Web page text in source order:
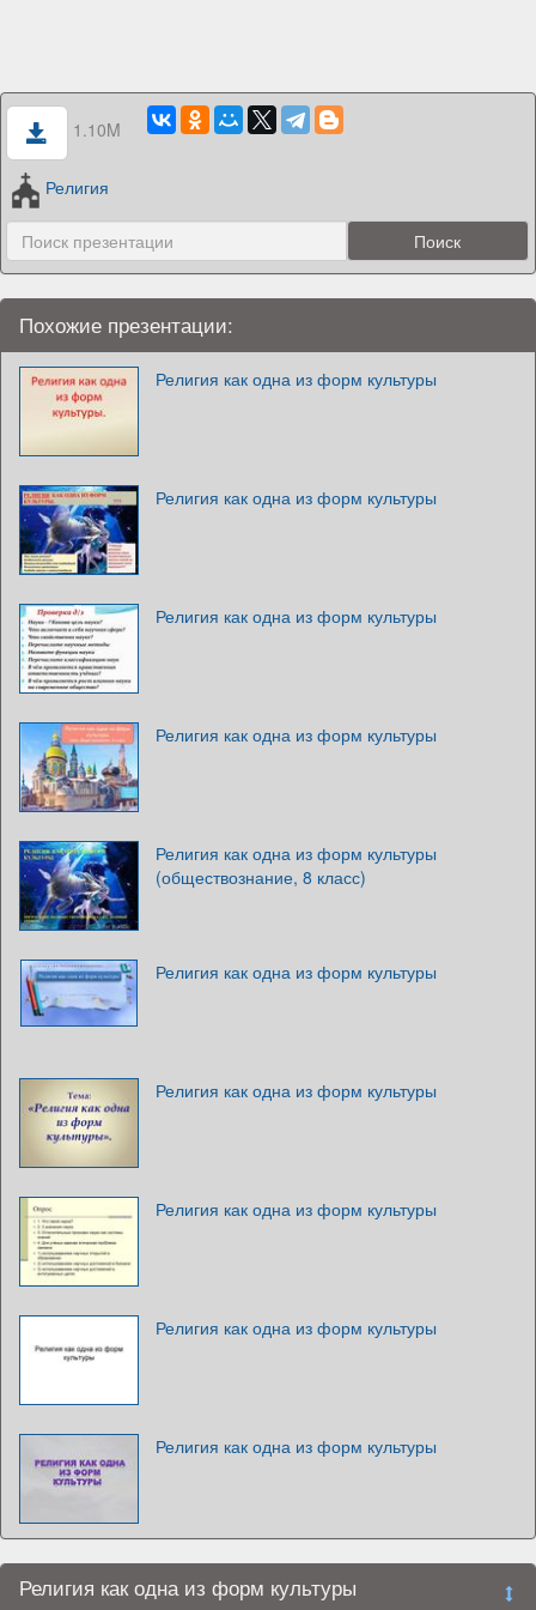
1.10M
Религия
Похожие презентации:
Религия как одна из форм культуры
Религия как одна из форм культуры
Религия как одна из форм культуры
Религия как одна из форм культуры
Религия как одна из форм культуры
(обществознание, 8 класс)
Религия как одна из форм культуры
Религия как одна из форм культуры
Религия как одна из форм культуры
Религия как одна из форм культуры
Религия как одна из форм культуры
Религия как одна из форм культуры